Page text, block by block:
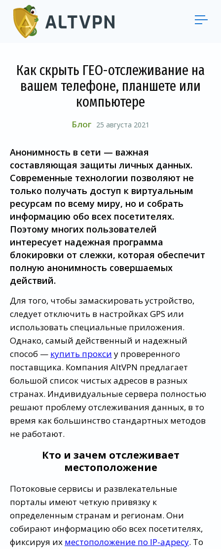
Как скрыть ГЕО-отслеживание на
вашем телефоне, планшете или
компьютере
Блог 25 августа 2021
Анонимность в сети — важная
составляющая защиты личных данных.
Современные технологии позволяют не
только получать доступ к виртуальным
ресурсам по всему миру, но и собрать
информацию обо всех посетителях.
Поэтому многих пользователей
интересует надежная программа
блокировки от слежки, которая обеспечит
полную анонимность совершаемых
действий.
Для того, чтобы замаскировать устройство,
следует отключить в настройках GPS или
использовать специальные приложения.
Однако, самый действенный и надежный
способ — купить прокси у проверенного
поставщика. Компания AltVPN предлагает
большой список чистых адресов в разных
странах. Индивидуальные сервера полностью
решают проблему отслеживания данных, в то
время как большинство стандартных методов
не работают.
Кто и зачем отслеживает
местоположение
Потоковые сервисы и развлекательные
порталы имеют четкую привязку к
определенным странам и регионам. Они
собирают информацию обо всех посетителях,
фиксируя их местоположение по IP-адресу. То